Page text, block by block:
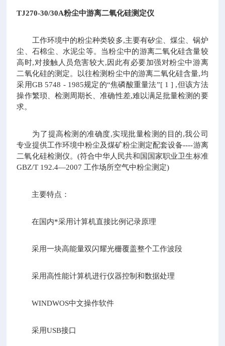
TJ270-30/30A粉尘中游离二氧化硅测定仪
工作环境中的粉尘种类较多,主要有矽尘、煤尘、锅炉
尘、石棉尘、水泥尘等。当粉尘中的游离二氧化硅含量较
高时,对接触人员危害较大,因此有必要加强对粉尘中游离
二氧化硅的测定。以往检测粉尘中的游离二氧化硅含量,均
采用GB 5748 - 1985规定的“焦磷酸重量法”[ 1 ] ,但该方法
操作繁琐、检测周期长、准确性差,难以满足批量检测的要
求。
为了提高检测的准确度,实现批量检测的目的,我公司
专业提供工作环境中粉尘及煤矿粉尘测定配套设备----游离
二氧化硅检测仪。(符合中华人民共和国国家职业卫生标准
GBZ/T 192.4—2007 工作场所空气中粉尘测定)
主要特点：
在国内*采用计算机直接比例记录原理
采用一块高能量双闪耀光栅覆盖整个工作波段
采用高性能计算机进行仪器控制和数据处理
WINDWOS中文操作软件
采用USB接口